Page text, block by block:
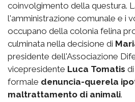
coinvolgimento della questura.
l'amministrazione comunale e i
occupano della colonia felina
culminata nella decisione di
presidente dell'Associazione
vicepresidente Luca Tomatis
formale denuncia-querela
maltrattamento di animali.